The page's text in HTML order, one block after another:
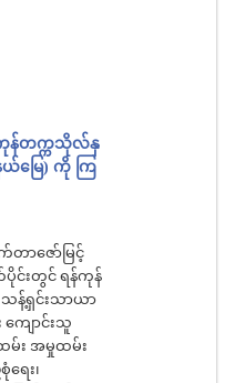
ကုန်တက္ကသိုလ်နှ
မြေ) ကို ကြ
တာဇော်မြင့်
င်းတွင် ရန်ကုန်
န့်ရှင်းသာယာ
ကျောင်းသူ
မ်း အမှုထမ်း
ေး၊